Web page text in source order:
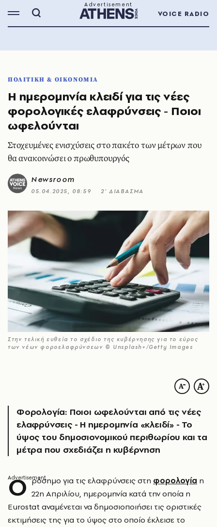
VOICE RADIO
ΠΟΛΙΤΙΚΗ & ΟΙΚΟΝΟΜΙΑ
Η ημερομηνία κλειδί για τις νέες
φορολογικές ελαφρύνσεις - Ποιοι
ωφελούνται
Στοχευμένες ενισχύσεις στο πακέτο των μέτρων που
θα ανακοινώσει ο πρωθυπουργός
Newsroom
05.04.2025, 08:59 2’ ΔΙΑΒΑΣΜΑ
Στην τελική ευθεία το σχέδιο της κυβέρνησης για το εύρος
των νέων φοροελαφρύνσεων © Unsplash+/Getty Images
Φορολογία: Ποιοι ωφελούνται από τις νέες
ελαφρύνσεις - Η ημερομηνία «κλειδί» - Το
ύψος του δημοσιονομικού περιθωρίου και τα
μέτρα που σχεδιάζει η κυβέρνηση
Ο ρόσημο για τις ελαφρύνσεις στη φορολογία η
22η Απριλίου, ημερομηνία κατά την οποία η
Eurostat αναμένεται να δημοσιοποιήσει τις οριστικές
εκτιμήσεις της για το ύψος στο οποίο έκλεισε το